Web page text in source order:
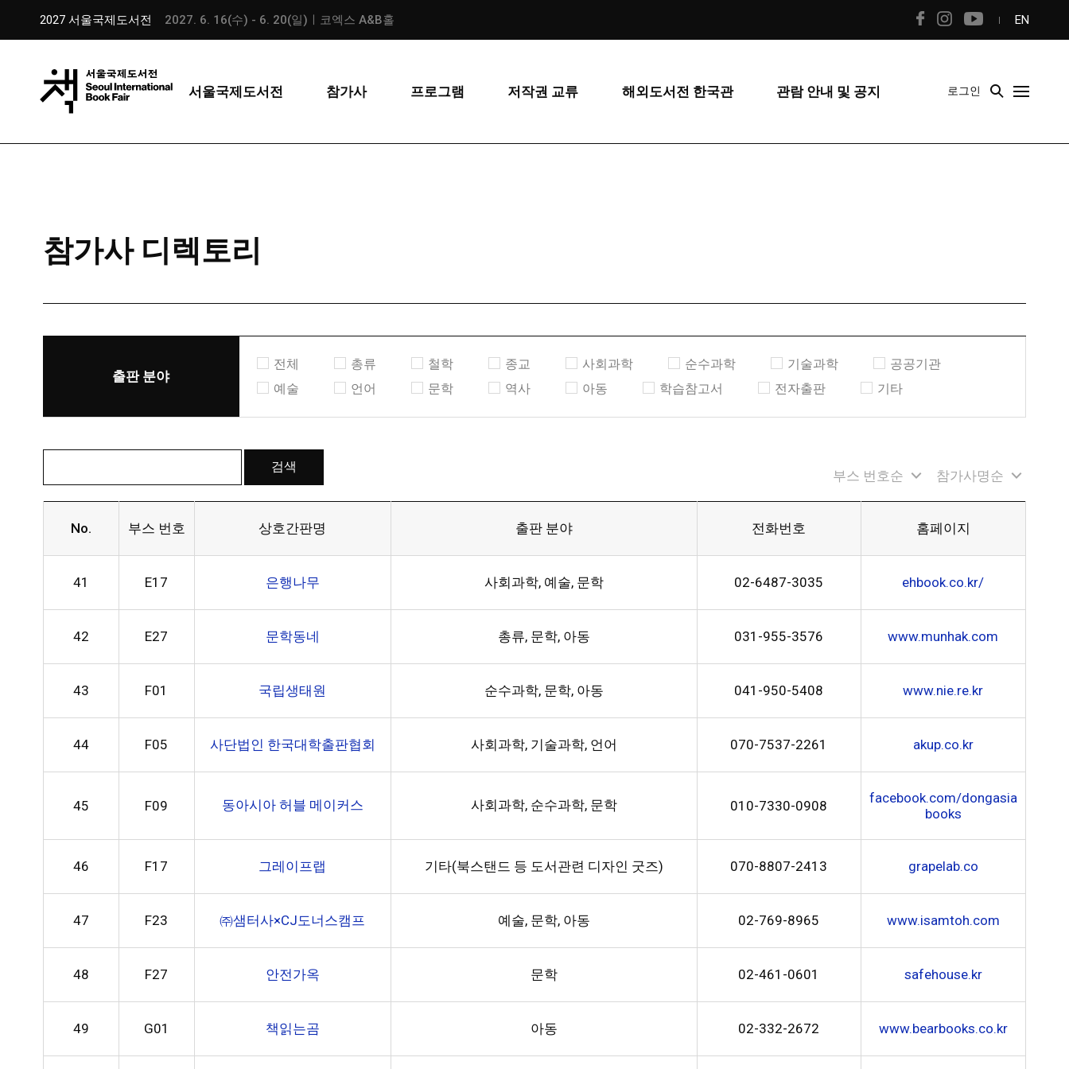
2027 서울국제도서전 2027. 6. 16(수) - 6. 20(일)ㅣ코엑스 A&B홀 EN
서울국제도서전 참가사 프로그램 저작권 교류 해외도서전 한국관 관람 안내 및 공지 로그인
참가사 디렉토리
출판 분야
전체 총류 철학 종교 사회과학 순수과학 기술과학
공공기관
예술
언어 문학 역사 아동 학습참고서 전자출판 기타
부스 번호순 참가사명순
No. 부스 번호 상호간판명 출판 분야 전화번호 홈페이지
41 E17 은행나무 사회과학, 예술, 문학 02-6487-3035 ehbook.co.kr/
42 E27 문학동네 총류, 문학, 아동 031-955-3576 www.munhak.com
43 F01 국립생태원 순수과학, 문학, 아동 041-950-5408 www.nie.re.kr
44 F05 사단법인 한국대학출판협회 사회과학, 기술과학, 언어 070-7537-2261 akup.co.kr
45 F09 동아시아 허블 메이커스 사회과학, 순수과학, 문학 010-7330-0908
facebook.com/dongasia
books
46 F17 그레이프랩 기타(북스탠드 등 도서관련 디자인 굿즈) 070-8807-2413 grapelab.co
47 F23 ㈜샘터사×CJ도너스캠프 예술, 문학, 아동 02-769-8965 www.isamtoh.com
48 F27 안전가옥 문학 02-461-0601 safehouse.kr
49 G01 책읽는곰 아동 02-332-2672 www.bearbooks.co.kr